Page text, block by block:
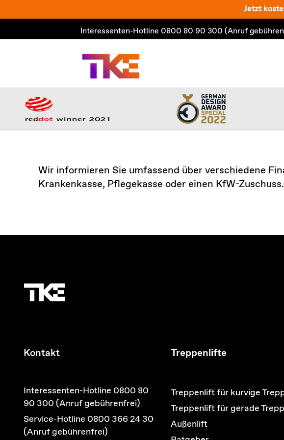
Inhalt
Jetzt
Interessenten-Hotline 0800 80 90 300 (Anruf
Wir informieren Sie umfassend über verschiedene
Krankenkasse, Pflegekasse oder einen KfW-
Kontakt
Interessenten-Hotline 0800 80
90 300 (Anruf gebührenfrei)
Service-Hotline 0800 366 24 30
(Anruf gebührenfrei)
Treppenlifte
Treppenlift für kurvige
Treppenlift für gerade
Außenlift